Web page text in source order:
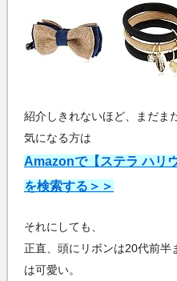
紹介しきれないほど、まだま
気になる方は
Amazonで【ステラ ハリ
を検索する＞＞
それにしても、
正直、頭にリボンは20代前半
は可愛い。